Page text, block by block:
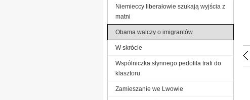
Niemieccy liberałowie szukają wyjścia z
matni
Obama walczy o imigrantów
W skrócie
Wspólniczka słynnego pedofila trafi do
klasztoru
Zamieszanie we Lwowie